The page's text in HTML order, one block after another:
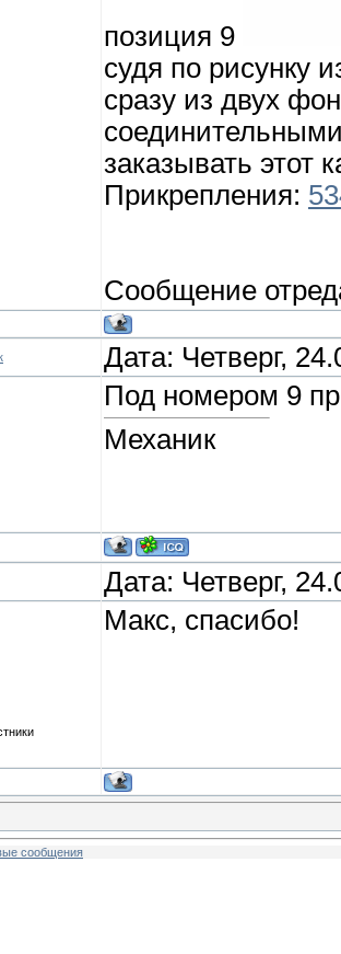
позиция 9
судя по рисунку
сразу из двух
заказывать этот
Прикрепления:
Сообщение
Дата: Четверг,
Под номером 9
Механик
Дата: Четверг,
Макс, спасибо!
сообщения